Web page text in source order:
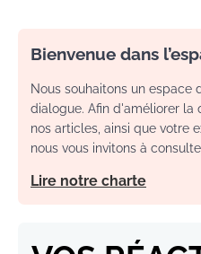
Bienvenue dans
Nous souhaitons un espace
dialogue. Afin d'améliorer la
nos articles, ainsi que votre
nous vous invitons à
Lire notre charte